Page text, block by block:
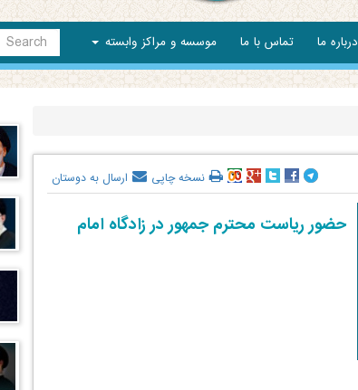
درباره ما تماس با ما موسسه و مراکز وابسته
نسخه چاپی ارسال به دوستان
حضور ریاست محترم جمهور در زادگاه امام